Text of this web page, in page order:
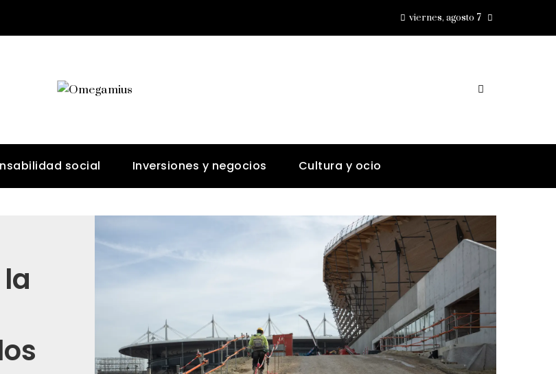
viernes, agosto 7
social Inversiones y negocios Cultura y ocio